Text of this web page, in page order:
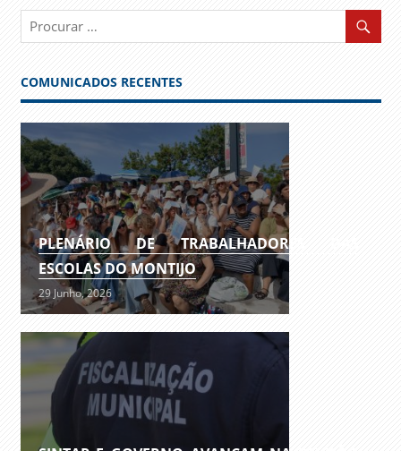
COMUNICADOS RECENTES
PLENÁRIO DE TRABALHADORES DAS
ESCOLAS DO MONTIJO
29 Junho, 2026